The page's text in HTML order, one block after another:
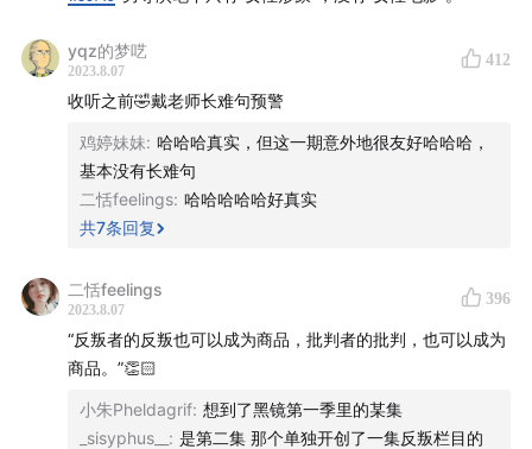
影《消失的她》，戴老师指出，“消失的女人”成为了近年
来诸多文本的母题，可以作为观察我们时代的一个角度。
第二部分，应FIRST青年影展之邀，我们为“FIRST FRAME
第一帧”放映的电影《锡尔斯玛利亚》做了映后谈。电影有
精致的套层结构，欲望与权力，爱的伤害性与死亡如何被
讲述？时隔多年再次观影，戴老师有什么新的感受？
第三部分，戴老师与我们分享了上半年对自己造成震撼的
人工智能，和一次巴厘岛之行。
yqz的梦呓
2023.8.07
412
收听之前🤣戴老师长难句预警
鸡婷妹妹: 哈哈哈真实，但这一期意外地很友好哈哈哈，
基本没有长难句
二恬feelings: 哈哈哈哈哈好真实
共7条回复
二恬feelings
2023.8.07
396
“反叛者的反叛也可以成为商品，批判者的批判，也可以成为
商品。”👏🏻
小朱Pheldagrif: 想到了黑镜第一季里的某集
_sisyphus__ : 是第二集 那个单独开创了一集反叛栏目的